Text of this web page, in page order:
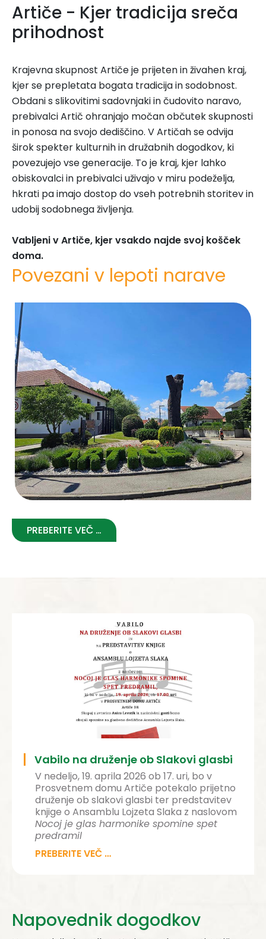
Artiče - Kjer tradicija sreča
prihodnost
Krajevna skupnost Artiče je prijeten in živahen kraj,
kjer se prepletata bogata tradicija in sodobnost.
Obdani s slikovitimi sadovnjaki in čudovito naravo,
prebivalci Artič ohranjajo močan občutek skupnosti
in ponosa na svojo dediščino. V Artičah se odvija
širok spekter kulturnih in družabnih dogodkov, ki
povezujejo vse generacije. To je kraj, kjer lahko
obiskovalci in prebivalci uživajo v miru podeželja,
hkrati pa imajo dostop do vseh potrebnih storitev in
udobij sodobnega življenja.
Vabljeni v Artiče, kjer vsakdo najde svoj košček
doma.
Povezani v lepoti narave
PREBERITE VEČ …
Vabilo na druženje ob Slakovi glasbi
V nedeljo, 19. aprila 2026 ob 17. uri, bo v
Prosvetnem domu Artiče potekalo prijetno
druženje ob slakovi glasbi ter predstavitev
knjige o Ansamblu Lojzeta Slaka z naslovom
Nocoj je glas harmonike spomine spet
predramil
PREBERITE VEČ …
Napovednik dogodkov